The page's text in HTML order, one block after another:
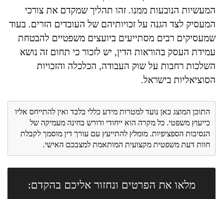
המעשיות הנובעות ממנו. זהו תהליך שמקדם את צורכי
המעסיק לצד הגנה על זכויותיהם של העובדים הזרים. בעוד
שמעסיקים רבים מסתייעים ביועצים משפטיים להבטחת
עמידת העסק בהוראות הדין, יש לזכור כי תחום זה נושא
השלכות רחבות על שוק העבודה, הכלכלה והזכויות
הסוציאליות בישראל.
התוכן המוצג כאן נועד למטרות מידע כללי בלבד ואין להתייחס אליו
כייעוץ משפטי. כל מקרה הוא ייחודי ודורש בחינה מעמיקה של
הנסיבות הספציפיות. מומלץ להתייעץ עם עורך דין מוסמך לקבלת
חוות דעת משפטית מקצועית המותאמת למצבכם האישי.
מלאו את הפרטים ונחזור אליכם בהקדם: